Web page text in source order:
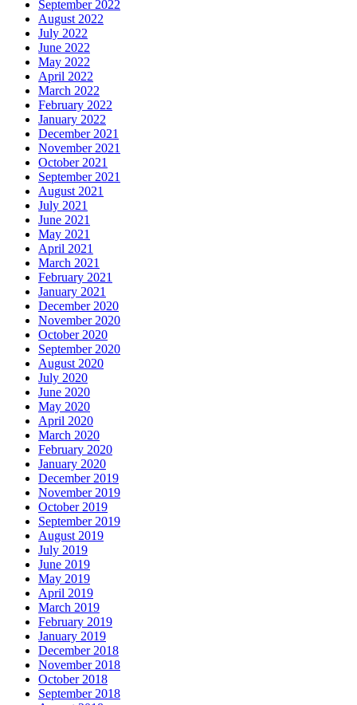
September 2022
August 2022
July 2022
June 2022
May 2022
April 2022
March 2022
February 2022
January 2022
December 2021
November 2021
October 2021
September 2021
August 2021
July 2021
June 2021
May 2021
April 2021
March 2021
February 2021
January 2021
December 2020
November 2020
October 2020
September 2020
August 2020
July 2020
June 2020
May 2020
April 2020
March 2020
February 2020
January 2020
December 2019
November 2019
October 2019
September 2019
August 2019
July 2019
June 2019
May 2019
April 2019
March 2019
February 2019
January 2019
December 2018
November 2018
October 2018
September 2018